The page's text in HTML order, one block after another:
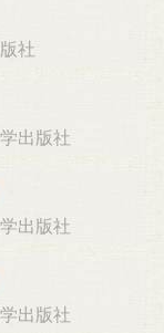
社
出版社
出版社
出版社